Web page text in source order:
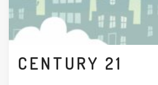
CENTURY 21